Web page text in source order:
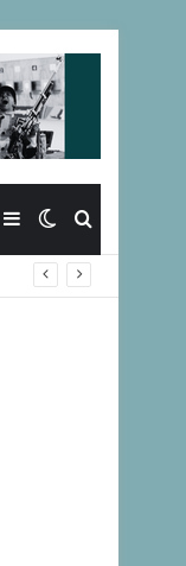
Buscar
Switch
skin
Barra
Lateral